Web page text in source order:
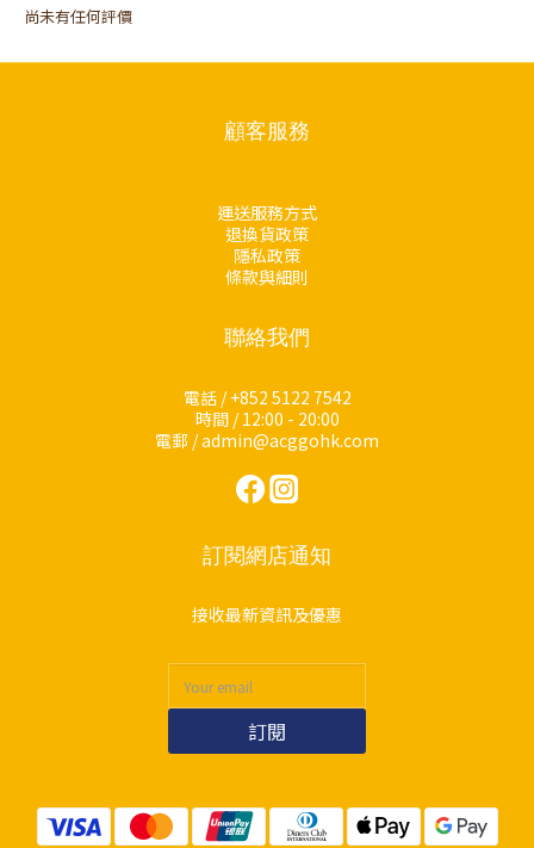
尚未有任何評價
顧客服務
運送服務方式
退換貨政策
隱私政策
條款與細則
聯絡我們
電話 / +852 5122 7542
時間 / 12:00 - 20:00
電郵 / admin@acggohk.com
訂閱網店通知
接收最新資訊及優惠
訂閱